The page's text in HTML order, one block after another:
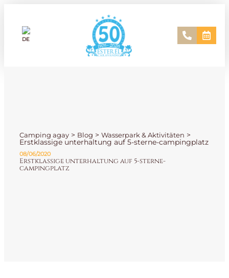
Camping agay > Blog > Wasserpark & Aktivitäten >
Erstklassige unterhaltung auf 5-sterne-campingplatz
08/06/2020
Erstklassige unterhaltung auf 5-sterne-
campingplatz